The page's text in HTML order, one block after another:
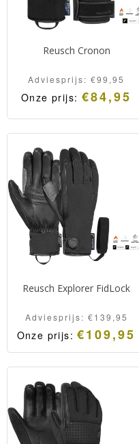
Reusch Cronon
Adviesprijs: €99,95
Onze prijs: €84,95
Hoogwaardige vol lederen
skihandschoen van Reusch
met een extra warme R-
Loft voering.
Reusch Explorer FidLock
Adviesprijs: €139,95
Onze prijs:€109,95
Hoogwaardige
skihandschoen van Reusch
voorzien van het FidLock
sluitmechanisme.